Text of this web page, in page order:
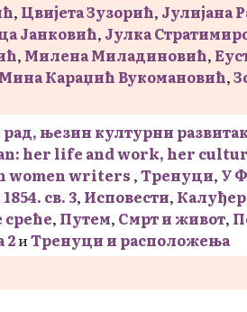
, Цвијета Зузорић, Јулијана
Јанковић, Јулка
, Милена Миладиновић,
Караџић Вукомановић,
њезин културни
her life and work, her
women writers ,Тренуци, У
св. 3, Исповести, Калуђер
среће, Путем, Смрт и живот,
2иТренуци и расположења